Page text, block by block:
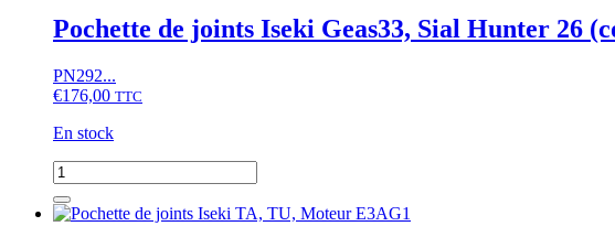
Pochette de joints Iseki Geas33, Sial Hunter 26
PN292...
€176,00 TTC
En stock
quantité
de
Pochette